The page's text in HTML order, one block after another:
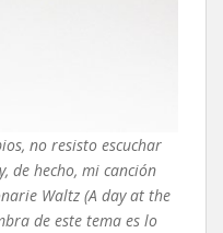
no resisto escuchar
de hecho, mi canción
Waltz (A day at the
de este tema es lo